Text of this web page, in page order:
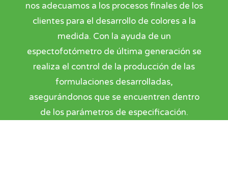
nos adecuamos a los procesos finales de los
clientes para el desarrollo de colores a la
medida. Con la ayuda de un
espectofotómetro de última generación se
realiza el control de la producción de las
formulaciones desarrolladas,
asegurándonos que se encuentren dentro
de los parámetros de especificación.